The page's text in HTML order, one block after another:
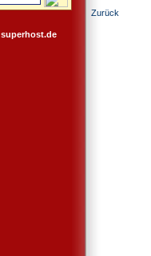
superhost.de
Zurück